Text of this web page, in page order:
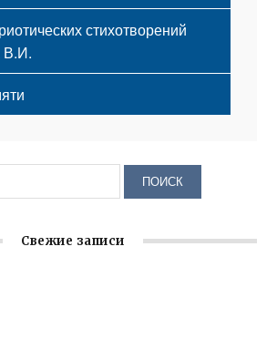
стихотворений
В.И.
Свежие записи